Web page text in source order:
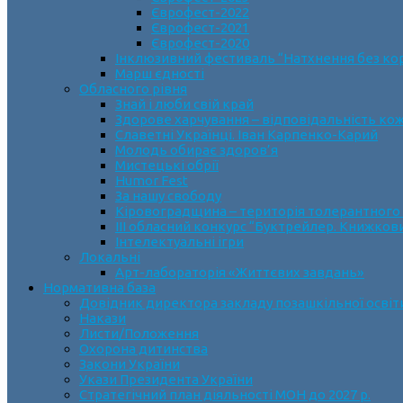
Єврофест-2022
Єврофест-2021
Єврофест-2020
Інклюзивний фестиваль “Натхнення без
Марш єдності
Обласного рівня
Знай і люби свій край
Здорове харчування – відповідальність
Славетні Українці. Іван Карпенко-Карий
Молодь обирає здоров’я
Мистецькі обрії
Humor Fest
За нашу свободу
Кіровоградщина – територія
ІII обласний конкурс “Буктрейлер.
Інтелектуальні ігри
Локальні
Арт-лабораторія «Життєвих завдань»
Нормативна база
Довідник директора закладу позашкільної
Накази
Листи/Положення
Охорона дитинства
Закони України
Укази Президента України
Стратегічний план діяльності МОН до 2027 р.